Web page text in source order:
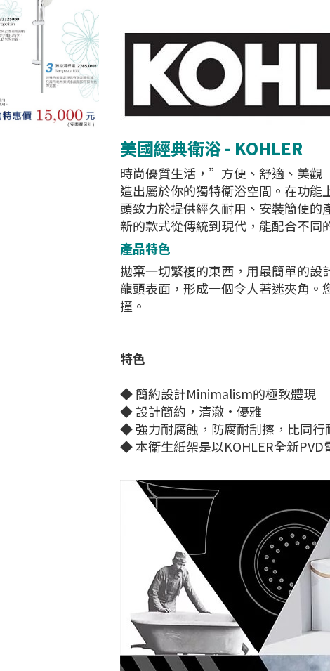
美國經典衛浴 - KOHLER
時尚優質生活，”方便、舒適、美觀
造出屬於你的獨特衛浴空間。在功能
頭致力於提供經久耐用、安裝簡便
新的款式從傳統到現代，能配合不同
產品特色
拋棄一切繁複的東西，用最簡單的
龍頭表面，形成一個令人著迷夾角
撞。
特色
◆ 簡約設計Minimalism的極致體現
◆ 設計簡約，清澈·優雅
◆ 強力耐腐蝕，防腐耐刮擦，比同行
◆ 本衛生紙架是以KOHLER全新